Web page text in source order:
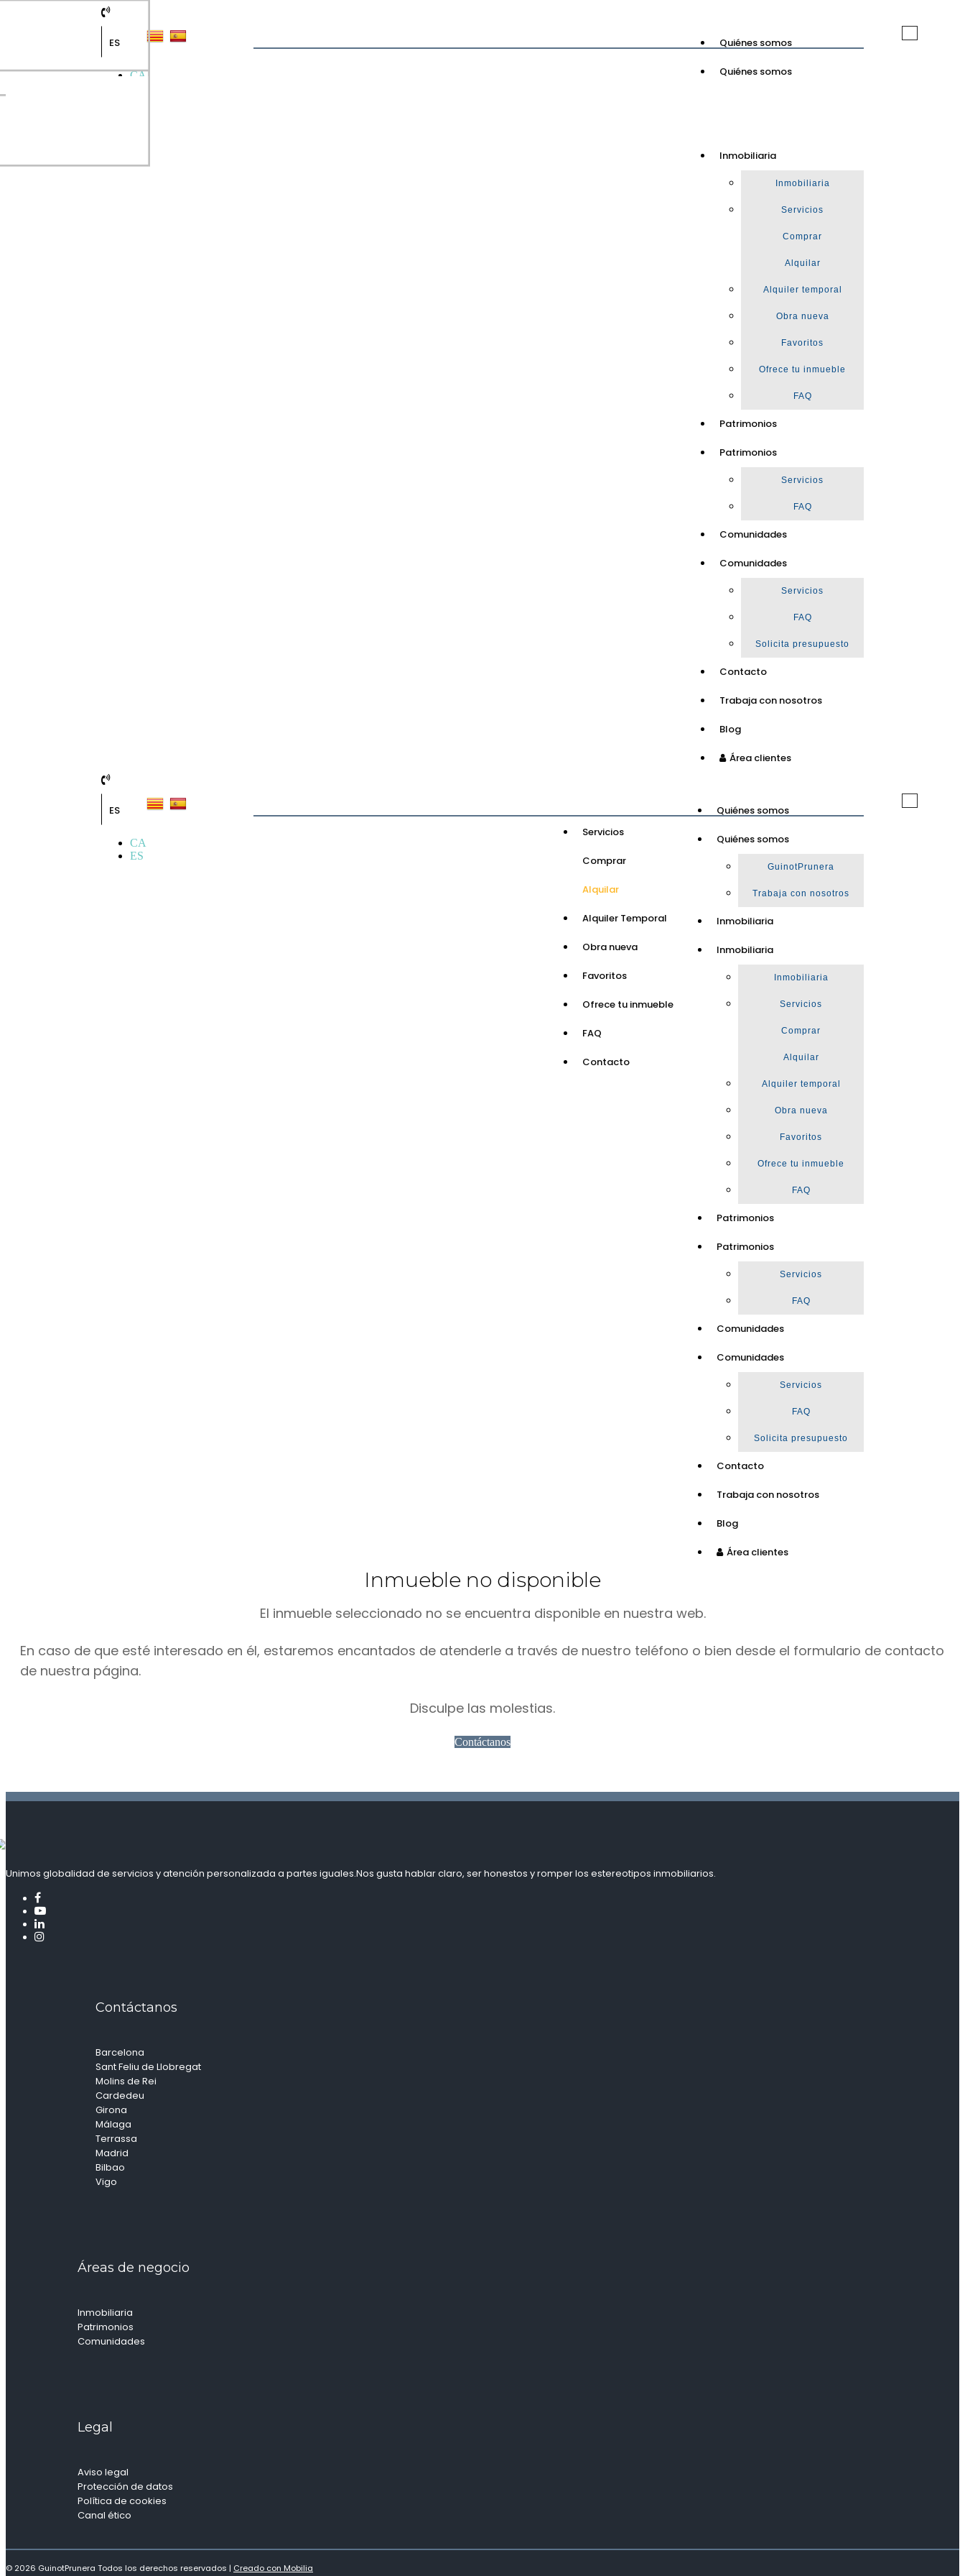
Toggle
Quiénes somos
Quiénes somos
Inmobiliaria
Inmobiliaria
Servicios
Comprar
Alquilar
Alquiler temporal
Obra nueva
Favoritos
Ofrece tu inmueble
FAQ
Patrimonios
Patrimonios
Servicios
FAQ
Comunidades
Comunidades
Servicios
FAQ
Solicita presupuesto
Contacto
Trabaja con nosotros
Blog
Área clientes
ES
CA
Toggle
Quiénes somos
Quiénes somos
GuinotPrunera
Trabaja con nosotros
Inmobiliaria
Inmobiliaria
Inmobiliaria
Servicios
Comprar
Alquilar
Alquiler temporal
Obra nueva
Favoritos
Ofrece tu inmueble
FAQ
Patrimonios
Patrimonios
Servicios
FAQ
Comunidades
Comunidades
Servicios
FAQ
Solicita presupuesto
Contacto
Trabaja con nosotros
Blog
Área clientes
ES
CA
ES
Servicios
Comprar
Alquilar
Alquiler Temporal
Obra nueva
Favoritos
Ofrece tu inmueble
FAQ
Contacto
Inmueble no disponible
El inmueble seleccionado no se encuentra disponible en nuestra web.
En caso de que esté interesado en él, estaremos encantados de atenderle a través de nuestro teléfono o bien desde el formulario de contacto
de nuestra página.
Disculpe las molestias.
Contáctanos
Unimos globalidad de servicios y atención personalizada a partes iguales.Nos gusta hablar claro, ser honestos y romper los estereotipos inmobiliarios.
Contáctanos
Barcelona
Sant Feliu de Llobregat
Molins de Rei
Cardedeu
Girona
Málaga
Terrassa
Madrid
Bilbao
Vigo
Áreas de negocio
Inmobiliaria
Patrimonios
Comunidades
Legal
Aviso legal
Protección de datos
Política de cookies
Canal ético
© 2026 GuinotPrunera Todos los derechos reservados | Creado con Mobilia